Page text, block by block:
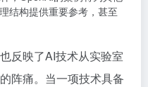
结构提供重要参考，甚至
反映了AI技术从实验室
阵痛。当一项技术具备